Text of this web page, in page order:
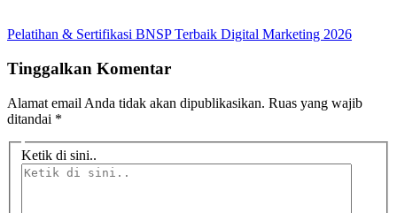
Pelatihan & Sertifikasi BNSP Terbaik Digital Marketing 2026
Tinggalkan Komentar
Alamat email Anda tidak akan dipublikasikan. Ruas yang wajib
ditandai *
Ketik di sini..